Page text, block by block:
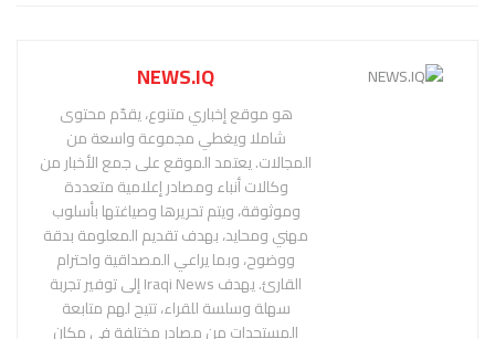
NEWS.IQ
هو موقع إخباري متنوع، يقدّم محتوى
شاملا ويغطي مجموعة واسعة من
المجالات. يعتمد الموقع على جمع الأخبار من
وكالات أنباء ومصادر إعلامية متعددة
وموثوقة، ويتم تحريرها وصياغتها بأسلوب
مهني ومحايد، بهدف تقديم المعلومة بدقة
ووضوح، وبما يراعي المصداقية واحترام
القارئ. يهدف Iraqi News إلى توفير تجربة
سهلة وسلسة للقراء، تتيح لهم متابعة
المستجدات من مصادر مختلفة في مكان